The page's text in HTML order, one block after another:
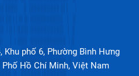
phố 6, Phường Bình Hưng
Phố Hồ Chí Minh, Việt Nam